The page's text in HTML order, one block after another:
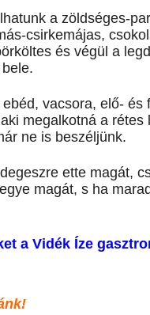
a zöldséges-
csirkemájas,
és végül a
vacsora, elő- és
megalkotná a rétes
ne is beszéljünk.
ette magát,
magát, s ha
a Vidék Íze